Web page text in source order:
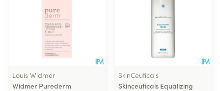
Louis Widmer
Widmer Purederm
SkinCeuticals
Skinceuticals Equalizing